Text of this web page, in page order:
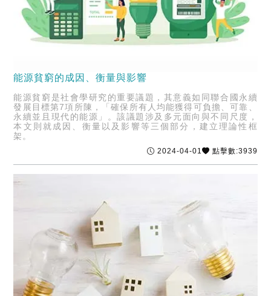
能源貧窮的成因、衡量與影響
能源貧窮是社會學研究的重要議題，其意義如同聯合國永續
發展目標第7項所陳，「確保所有人均能獲得可負擔、可靠、
永續並且現代的能源」。該議題涉及多元面向與不同尺度，
本文則就成因、衡量以及影響等三個部分，建立理論性框
架。
2024-04-01 點擊數:3939